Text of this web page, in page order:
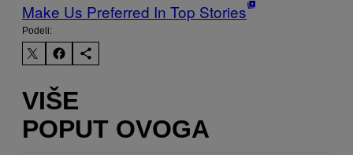
Make Us Preferred In Top Stories
Podeli:
VIŠE
POPUT OVOGA